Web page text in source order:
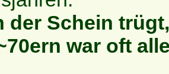
der Schein
war oft